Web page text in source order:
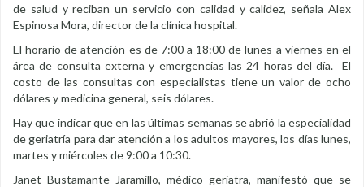
de salud y reciban un servicio con calidad y calidez, señala Alex
Espinosa Mora, director de la clínica hospital.
El horario de atención es de 7:00 a 18:00 de lunes a viernes en el
área de consulta externa y emergencias las 24 horas del día. El
costo de las consultas con especialistas tiene un valor de ocho
dólares y medicina general, seis dólares.
Hay que indicar que en las últimas semanas se abrió la especialidad
de geriatría para dar atención a los adultos mayores, los días lunes,
martes y miércoles de 9:00 a 10:30.
Janet Bustamante Jaramillo, médico geriatra, manifestó que se